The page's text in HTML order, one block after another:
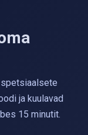
ja kuulavad
15 minutit.